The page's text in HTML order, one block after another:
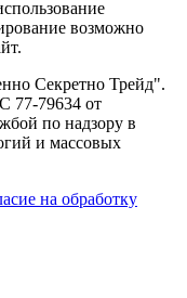
возможно
Секретно Трейд".
77-79634 от
по надзору в
и массовых
на обработку